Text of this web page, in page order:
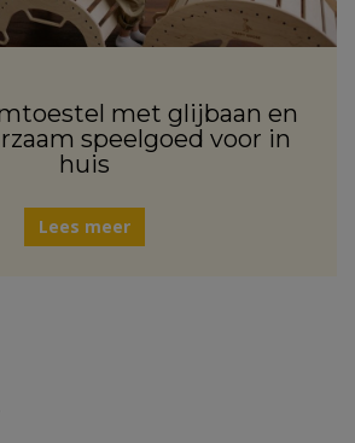
met glijbaan en
speelgoed voor in
huis
Lees meer